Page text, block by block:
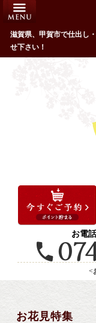
滋賀県、甲賀市で仕出し
せ下さい！
お電
<
お花見特集
HOME
うを宗のこだわり
配達エリア・注文方法
お祝い・ハレの日
法事・法要
接待・おもてなし
会議・セミナー弁当
製薬会社様向け
観光・行楽